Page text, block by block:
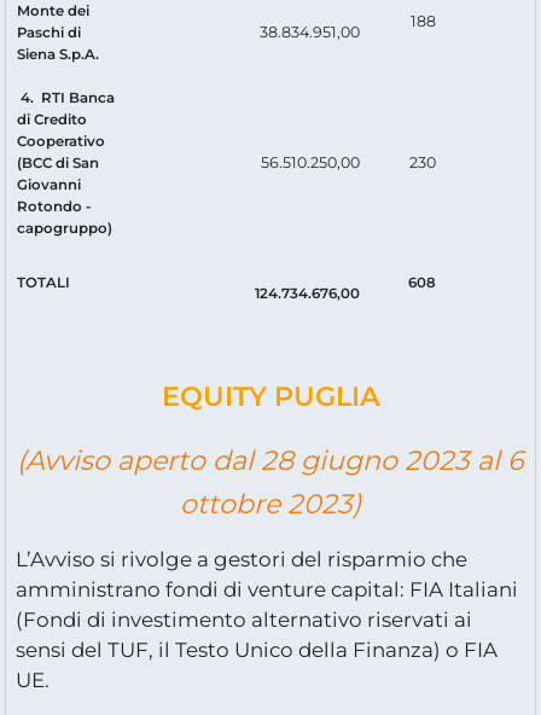
Monte dei
Paschi di
Siena S.p.A.
38.834.951,00
188
4. RTI Banca
di Credito
Cooperativo
(BCC di San
Giovanni
Rotondo -
capogruppo)
56.510.250,00 230
TOTALI
124.734.676,00
608
EQUITY PUGLIA
(Avviso aperto dal 28 giugno 2023 al 6
ottobre 2023)
L’Avviso si rivolge a gestori del risparmio che
amministrano fondi di venture capital: FIA Italiani
(Fondi di investimento alternativo riservati ai
sensi del TUF, il Testo Unico della Finanza) o FIA
UE.